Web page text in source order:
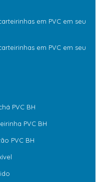
em PVC em seu
em PVC em seu
PVC BH
PVC BH
PVC BH